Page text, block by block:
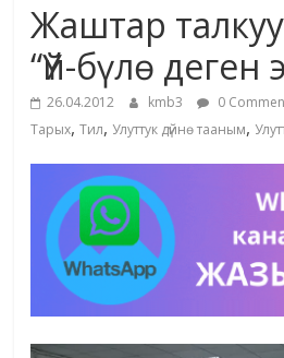
Кыргыз
маданияты
жана
адабияты
Жаштар
“Үй-бүлө деген
26.04.2012 kmb3 0
Тарых,Тил, Улуттук дүйнө тааным,